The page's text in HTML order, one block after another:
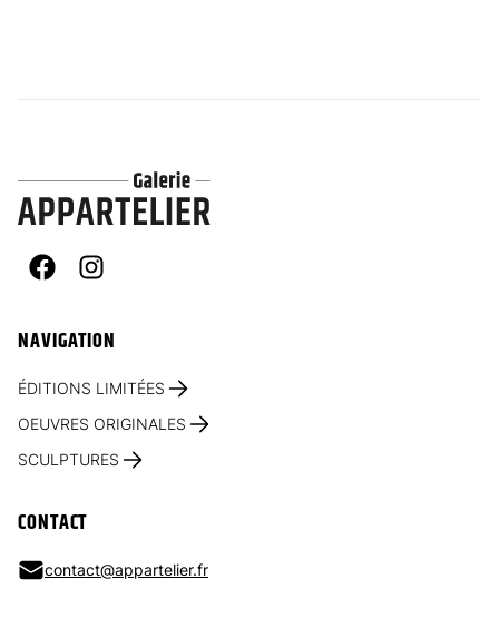
FacebookInstagram
NAVIGATION
ÉDITIONS LIMITÉES
OEUVRES ORIGINALES
SCULPTURES
CONTACT
contact@appartelier.fr